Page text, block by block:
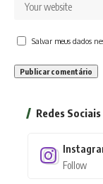
Salvar meus dados
Redes Sociais
Follow